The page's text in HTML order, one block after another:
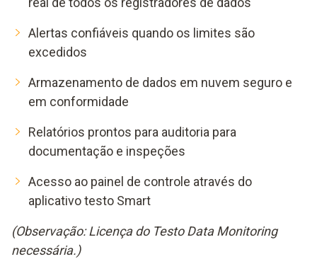
Alertas confiáveis ​​quando os limites são
excedidos
Armazenamento de dados em nuvem seguro e
em conformidade
Relatórios prontos para auditoria para
documentação e inspeções
Acesso ao painel de controle através do
aplicativo testo Smart
(Observação: Licença do Testo Data Monitoring
necessária.)